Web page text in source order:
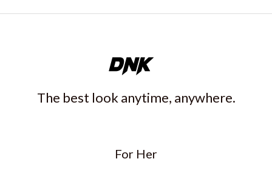
The best look anytime, anywhere.
For Her